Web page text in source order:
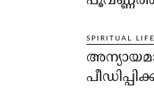
SPIRITUAL LIFE